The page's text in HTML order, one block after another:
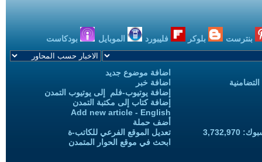
بنترست بلوكر فليبورد الموبايل بودكاست
اضافة موضوع جديد
اضافة خبر
إضافة يوتيوب-فلم إلى يوتيوب التمدن
إضافة كتاب إلى مكتبة التمدن
Add new article - English
أضف حملة
تعديل الموقع الفرعي للكاتب-ة
ابحث في موقع الحوار المتمدن